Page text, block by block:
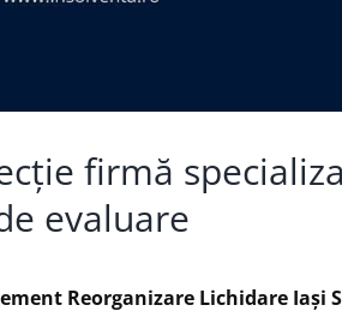
firmă
evaluare
Reorganizare Lichidare Iaşi